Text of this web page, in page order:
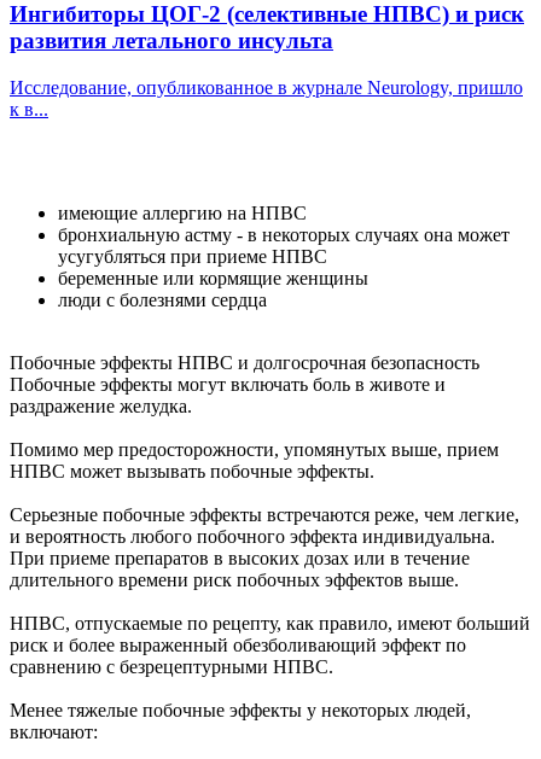
Ингибиторы ЦОГ-2 (селективные НПВС) и риск
развития летального инсульта
Исследование, опубликованное в журнале Neurology, пришло
к в...
имеющие аллергию на НПВС
бронхиальную астму - в некоторых случаях она может
усугубляться при приеме НПВС
беременные или кормящие женщины
люди с болезнями сердца
Побочные эффекты НПВС и долгосрочная безопасность
Побочные эффекты могут включать боль в животе и
раздражение желудка.
Помимо мер предосторожности, упомянутых выше, прием
НПВС может вызывать побочные эффекты.
Серьезные побочные эффекты встречаются реже, чем легкие,
и вероятность любого побочного эффекта индивидуальна.
При приеме препаратов в высоких дозах или в течение
длительного времени риск побочных эффектов выше.
НПВС, отпускаемые по рецепту, как правило, имеют больший
риск и более выраженный обезболивающий эффект по
сравнению с безрецептурными НПВС.
Менее тяжелые побочные эффекты у некоторых людей,
включают: